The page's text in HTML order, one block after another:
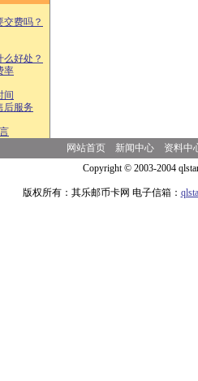
交费吗？
么好处？
率
间
后服务
网站首页 新闻中心
资料中
Copyright © 2003-2004
版权所有：其乐邮币卡网 电子信箱：